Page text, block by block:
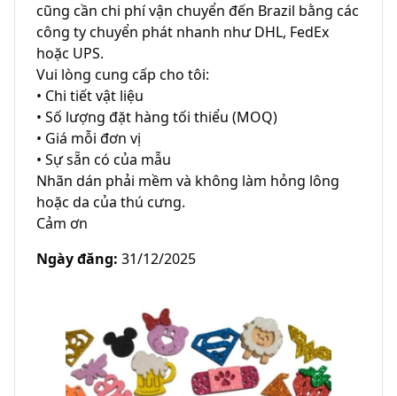
cũng cần chi phí vận chuyển đến Brazil bằng các
công ty chuyển phát nhanh như DHL, FedEx
hoặc UPS.
Vui lòng cung cấp cho tôi:
• Chi tiết vật liệu
• Số lượng đặt hàng tối thiểu (MOQ)
• Giá mỗi đơn vị
• Sự sẵn có của mẫu
Nhãn dán phải mềm và không làm hỏng lông
hoặc da của thú cưng.
Cảm ơn
Ngày đăng: 31/12/2025